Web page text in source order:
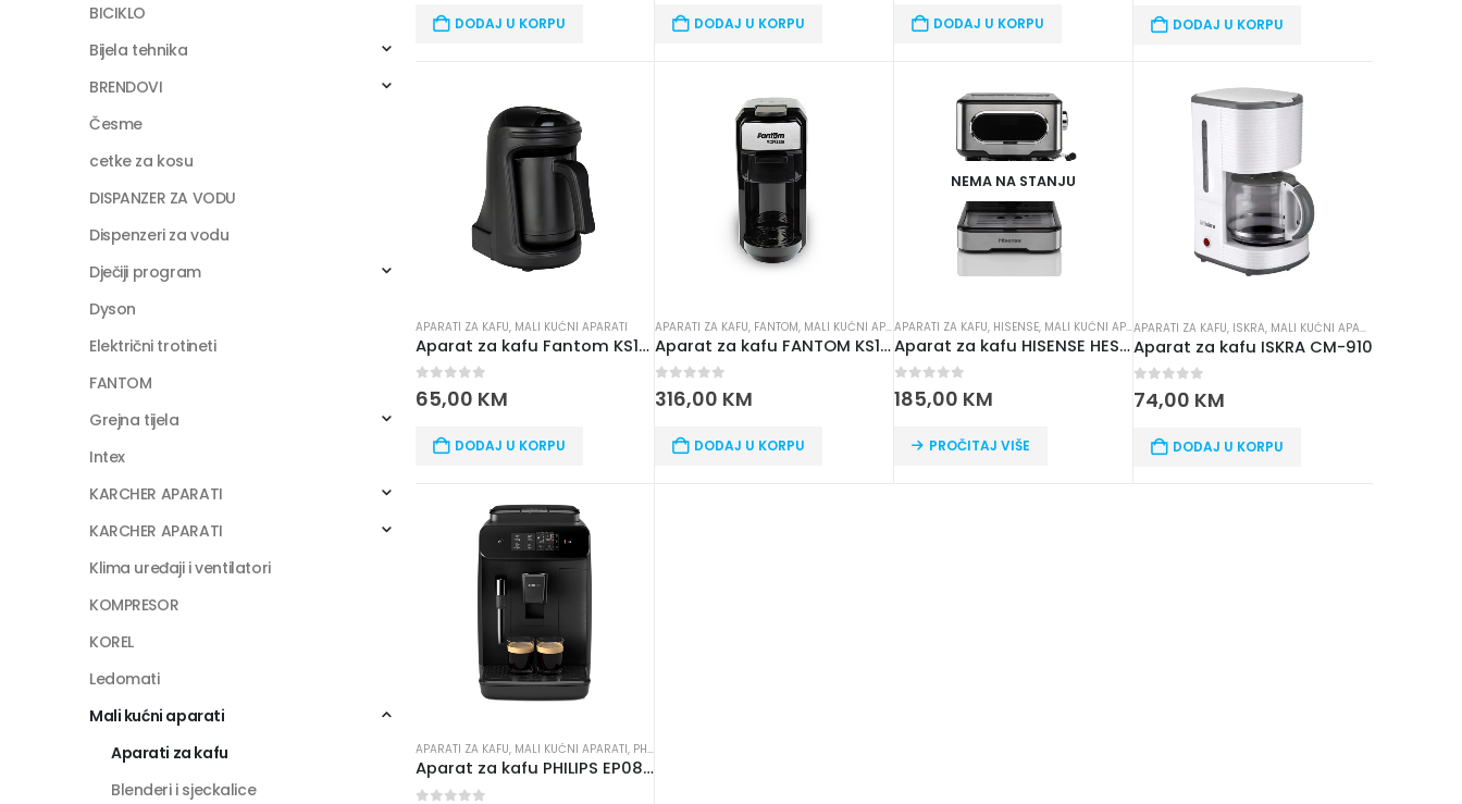
DODAJ U KORPU DODAJ U KORPU DODAJ U KORPU DODAJ U KORPU
APARATI ZA KAFU, MALI KUĆNI APARATI
Aparat za kafu Fantom KS1000
0 out of 5
65,00 KM
DODAJ U KORPU
APARATI ZA KAFU, FANTOM, MALI KUĆNI APARATI
Aparat za kafu FANTOM KS1450
0out of 5
316,00 KM
DODAJ U KORPU
NEMA NA STANJU
APARATI ZA KAFU, HISENSE, MALI KUĆNI APARATI ,SUŠILICE ZA VEŠ
Aparat za kafu HISENSE HESCM15DBK
0out of 5
185,00 KM
PROČITAJ VIŠE
APARATI ZA KAFU, ISKRA, MALI KUĆNI APARATI
Aparat za kafu ISKRA CM-910
0out of 5
74,00 KM
DODAJ U KORPU
APARATI ZA KAFU, MALI KUĆNI APARATI, PHILIPS
Aparat za kafu PHILIPS EP0820/00
BICIKLO
Bijela tehnika
BRENDOVI
Česme
cetke za kosu
DISPANZER ZA VODU
Dispenzeri za vodu
Dječiji program
Dyson
Električni trotineti
FANTOM
Grejna tijela
Intex
KARCHER APARATI
KARCHER APARATI
Klima uređaji i ventilatori
KOMPRESOR
KOREL
Ledomati
Mali kućni aparati
Aparati za kafu
Blenderi i sjeckalice